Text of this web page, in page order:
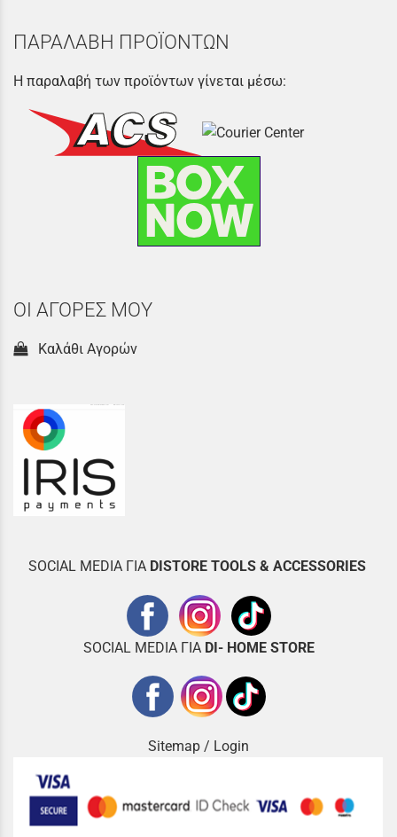
ΠΑΡΑΛΑΒΗ ΠΡΟΪΟΝΤΩΝ
Η παραλαβή των προϊόντων γίνεται μέσω:
ΟΙ ΑΓΟΡΕΣ ΜΟΥ
Καλάθι Αγορών
SOCIAL MEDIA ΓΙΑ DISTORE TOOLS & ACCESSORIES
SOCIAL MEDIA ΓΙΑ DI- HOME STORE
Sitemap / Login